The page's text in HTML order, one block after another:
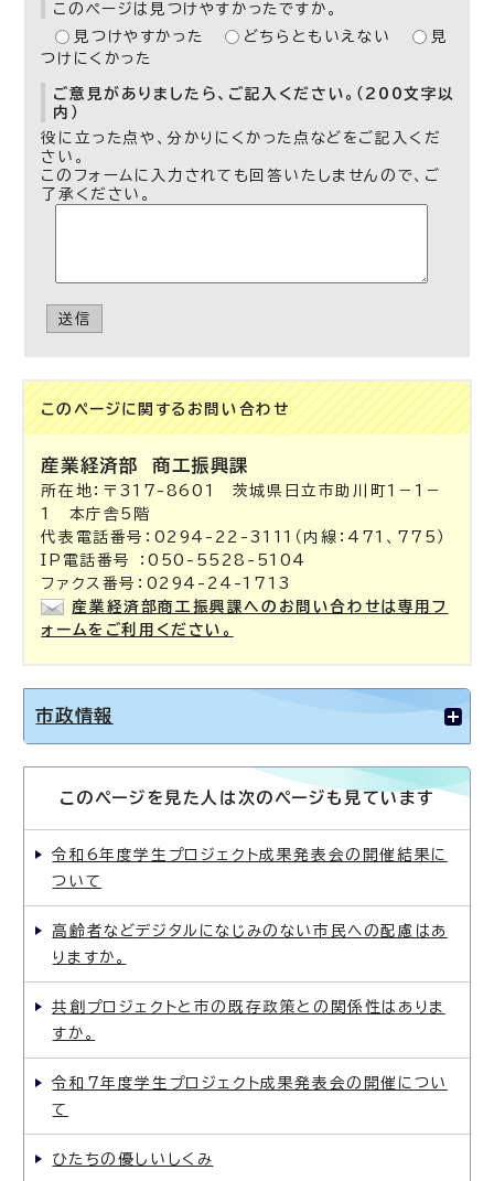
このページは見つけやすかったですか。
見つけやすかった
どちらともいえない
見
つけにくかった
ご意見がありましたら、ご記入ください。（200文字以
内）
役に立った点や、分かりにくかった点などをご記入くだ
さい。
このフォームに入力されても回答いたしませんので、ご
了承ください。
送信
このページに関する お問い合わせ
産業経済部商工振興課
所在地：〒317-8601 茨城県日立市助川町1－1－
1 本庁舎5階
代表電話番号：0294-22-3111（内線：471、775）
IP電話番号 ：050-5528-5104
ファクス番号：0294-24-1713
産業経済部商工振興課へのお問い合わせは専用フ
ォームをご利用ください。
市政情報
このページを見た人は次のページも見ています
令和6年度学生プロジェクト成果発表会の開催結果に
ついて
高齢者などデジタルになじみのない市民への配慮はあ
りますか。
共創プロジェクトと市の既存政策との関係性はありま
すか。
令和7年度学生プロジェクト成果発表会の開催につい
て
ひたちの優しいしくみ